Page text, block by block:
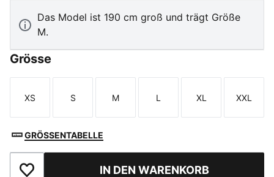
Das Model ist 190 cm groß und trägt Größe
M.
Grösse
Größe
XS
Größe
S
Größe
M
Größe
L
Größe
XL
Größe
XXL
GRÖSSENTABELLE
IN DEN WARENKORB